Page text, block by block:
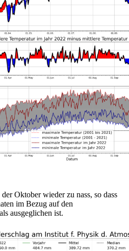
Oktober wieder zu nass, so dass
im Bezug auf den
ausgeglichen ist.